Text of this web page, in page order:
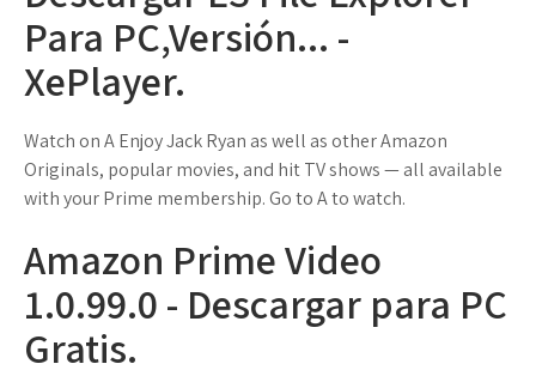
Para PC,Versión... -
XePlayer.
Watch on A Enjoy Jack Ryan as well as other Amazon
Originals, popular movies, and hit TV shows — all available
with your Prime membership. Go to A to watch.
Amazon Prime Video
1.0.99.0 - Descargar para PC
Gratis.